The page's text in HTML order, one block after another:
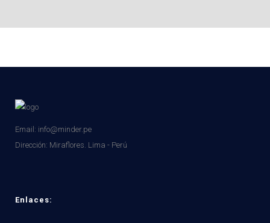
Email: info@minder.pe
Dirección: Miraflores. Lima - Perú
Enlaces: